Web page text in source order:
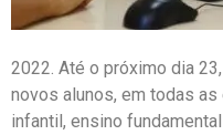
2022. Até o próximo dia
novos alunos, em todas as
infantil, ensino